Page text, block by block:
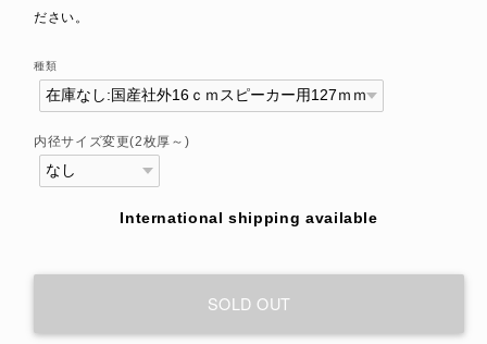
ださい。
種類
内径サイズ変更(2枚厚～)
International shipping available
SOLD OUT